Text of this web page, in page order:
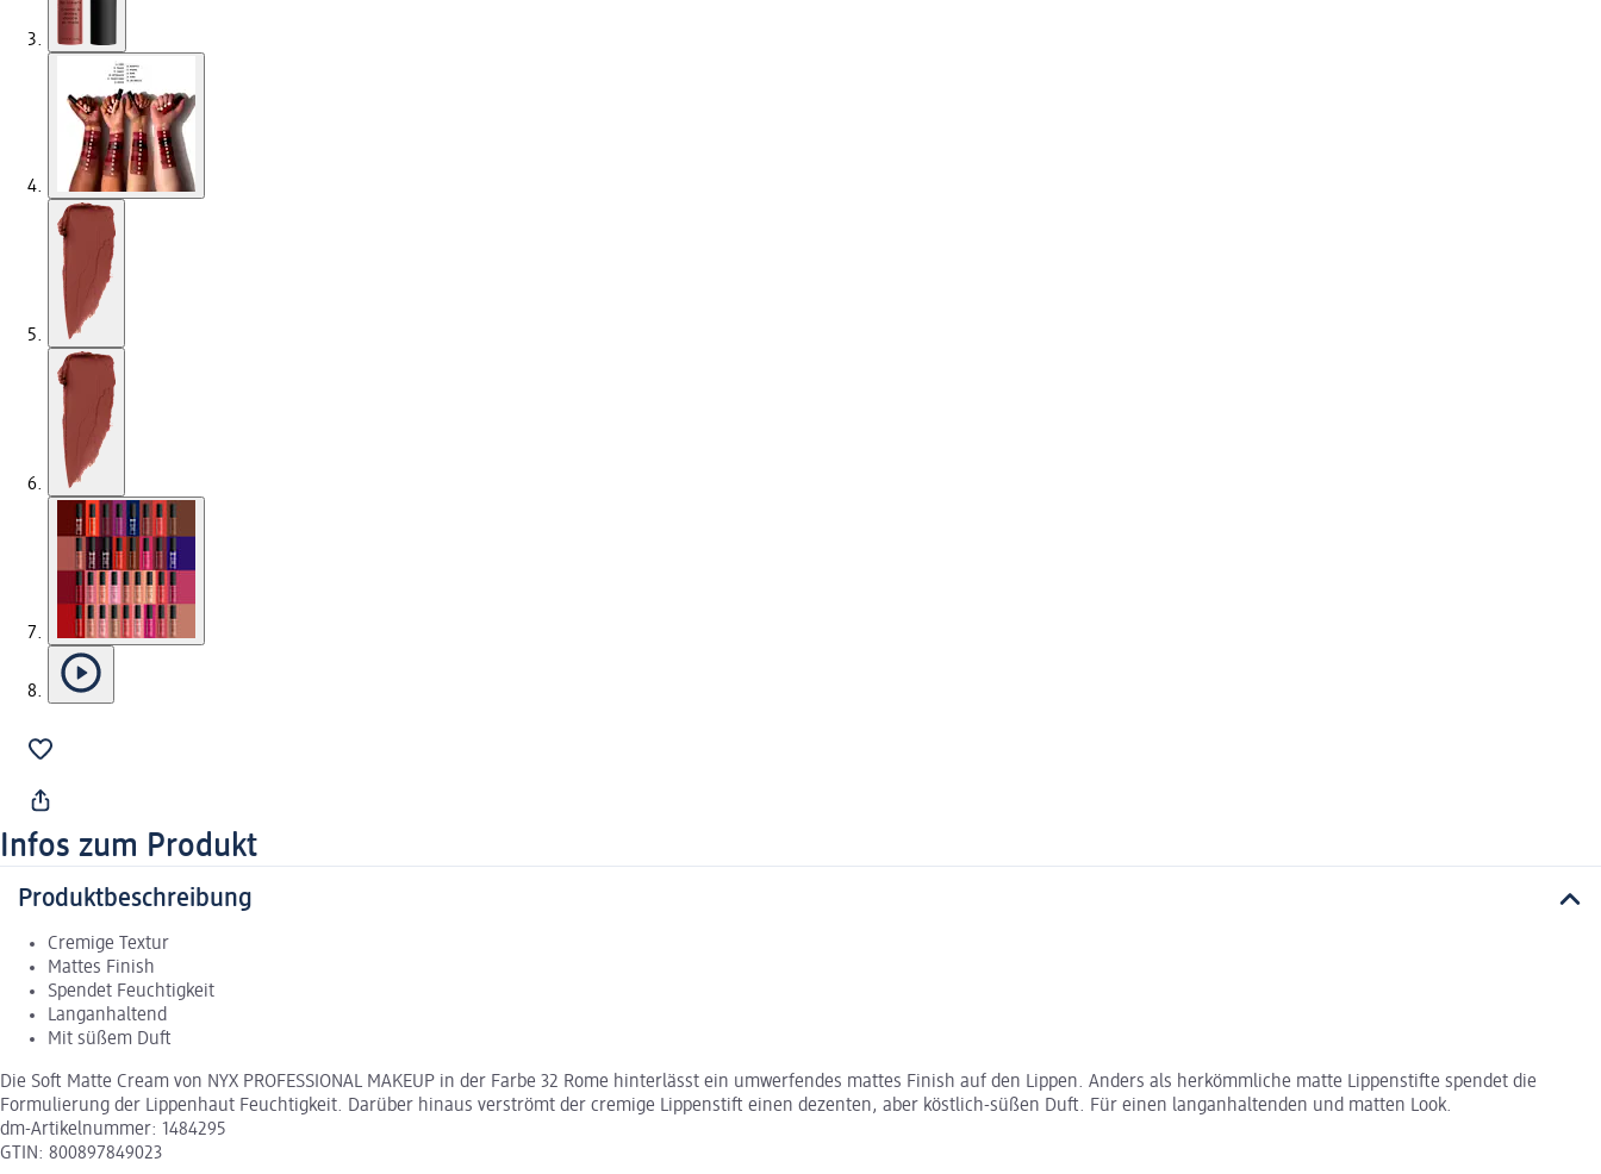
Infos zum Produkt
Produktbeschreibung
Cremige Textur
Mattes Finish
Spendet Feuchtigkeit
Langanhaltend
Mit süßem Duft
Die Soft Matte Cream von NYX PROFESSIONAL MAKEUP in der Farbe 32 Rome hinterlässt ein umwerfendes mattes Finish auf den Lippen. Anders als herkömmliche matte Lippenstifte spendet die
Formulierung der Lippenhaut Feuchtigkeit. Darüber hinaus verströmt der cremige Lippenstift einen dezenten, aber köstlich-süßen Duft. Für einen langanhaltenden und matten Look.
dm-Artikelnummer: 1484295
GTIN: 800897849023